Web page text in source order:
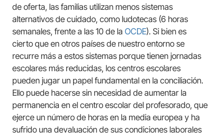
de oferta, las familias utilizan menos sistemas
alternativos de cuidado, como ludotecas (6 horas
semanales, frente a las 10 de la OCDE). Si bien es
cierto que en otros países de nuestro entorno se
recurre más a estos sistemas porque tienen jornadas
escolares más reducidas, los centros escolares
pueden jugar un papel fundamental en la conciliación.
Ello puede hacerse sin necesidad de aumentar la
permanencia en el centro escolar del profesorado, que
ejerce un número de horas en la media europea y ha
sufrido una devaluación de sus condiciones laborales